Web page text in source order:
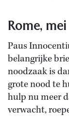
Rome, mei
Paus
belangrijke
noodzaak is
grote nood te
hulp nu meer
verwacht,